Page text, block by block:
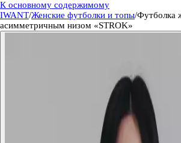
К основному содержимому
IWANT/Женские футболки и топы/Футболка
асимметричным низом «STROK»